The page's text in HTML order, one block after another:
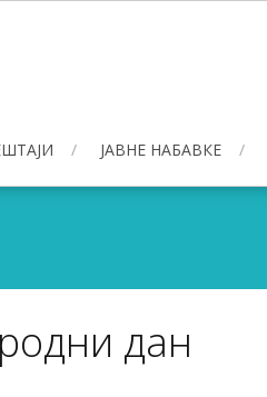
ЈАВНЕ НАБАВКЕ
дан